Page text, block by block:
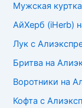
Мужская
АйХерб (iHerb)
Лук с
Бритва на
Воротники на
Кофта с